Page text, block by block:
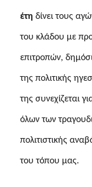
έτη δίνει τους
του κλάδου με
επιτροπών,
της πολιτικής
της συνεχίζεται
όλων των
πολιτιστικής
του τόπου μας.